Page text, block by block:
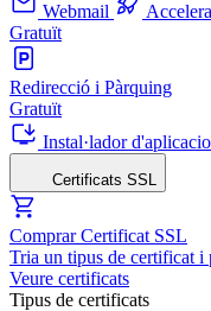
Webmail
Gratuït
Redirecció i Pàrquing
Gratuït
Instal·lador
Certificats SSL
Comprar Certificat SSL
Tria un tipus de certificat i
Veure certificats
Tipus de certificats